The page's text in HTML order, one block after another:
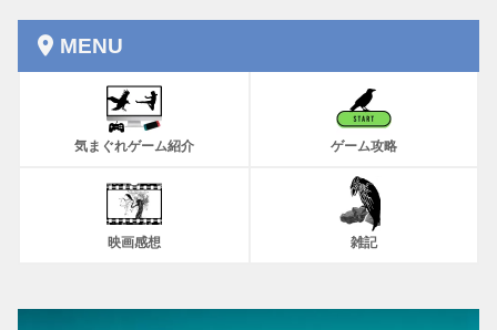
MENU
気まぐれゲーム紹介 ゲーム攻略
映画感想 雑記